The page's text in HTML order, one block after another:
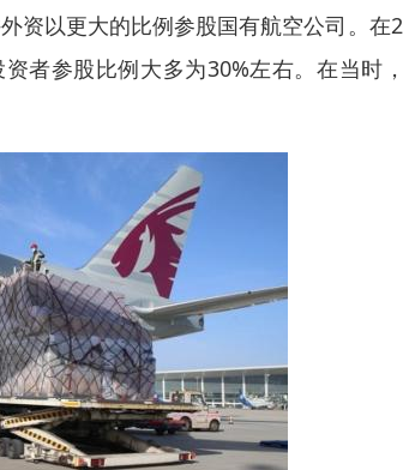
资以更大的比例参股国有航空公司。
者参股比例大多为30%左右。在当时